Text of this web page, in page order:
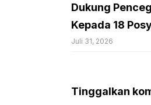
Dukung
Kepada 18
Juli 31, 2026
Tinggalkan